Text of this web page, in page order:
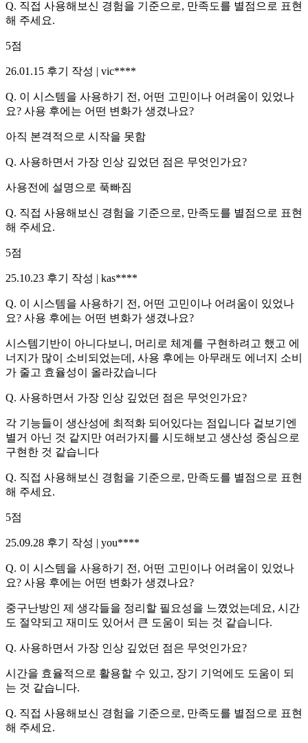
Q. 직접 사용해보신 경험을 기준으로, 만족도를 별점으로 표현
해 주세요.
5점
26.01.15 후기 작성 | vic****
Q. 이 시스템을 사용하기 전, 어떤 고민이나 어려움이 있었나
요? 사용 후에는 어떤 변화가 생겼나요?
아직 본격적으로 시작을 못함
Q. 사용하면서 가장 인상 깊었던 점은 무엇인가요?
사용전에 설명으로 푹빠짐
Q. 직접 사용해보신 경험을 기준으로, 만족도를 별점으로 표현
해 주세요.
5점
25.10.23 후기 작성 | kas****
Q. 이 시스템을 사용하기 전, 어떤 고민이나 어려움이 있었나
요? 사용 후에는 어떤 변화가 생겼나요?
시스템기반이 아니다보니, 머리로 체계를 구현하려고 했고 에
너지가 많이 소비되었는데, 사용 후에는 아무래도 에너지 소비
가 줄고 효율성이 올라갔습니다
Q. 사용하면서 가장 인상 깊었던 점은 무엇인가요?
각 기능들이 생산성에 최적화 되어있다는 점입니다 겉보기엔
별거 아닌 것 같지만 여러가지를 시도해보고 생산성 중심으로
구현한 것 같습니다
Q. 직접 사용해보신 경험을 기준으로, 만족도를 별점으로 표현
해 주세요.
5점
25.09.28 후기 작성 | you****
Q. 이 시스템을 사용하기 전, 어떤 고민이나 어려움이 있었나
요? 사용 후에는 어떤 변화가 생겼나요?
중구난방인 제 생각들을 정리할 필요성을 느꼈었는데요, 시간
도 절약되고 재미도 있어서 큰 도움이 되는 것 같습니다.
Q. 사용하면서 가장 인상 깊었던 점은 무엇인가요?
시간을 효율적으로 활용할 수 있고, 장기 기억에도 도움이 되
는 것 같습니다.
Q. 직접 사용해보신 경험을 기준으로, 만족도를 별점으로 표현
해 주세요.